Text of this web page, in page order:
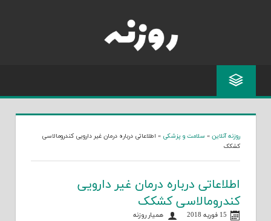
روزنه آنلاین » سلامت و پزشکی » اطلاعاتی درباره درمان غیر دارویی کندرومالاسی
کشکک
اطلاعاتی درباره درمان غیر دارویی
کندرومالاسی کشکک
15 فوریه 2018
همیار روزنه